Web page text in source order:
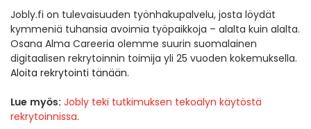
Jobly.fi on tulevaisuuden työnhakupalvelu, josta löydät
kymmeniä tuhansia avoimia työpaikkoja – alalta kuin alalta.
Osana Alma Careeria olemme suurin suomalainen
digitaalisen rekrytoinnin toimija yli 25 vuoden kokemuksella.
Aloita rekrytointi tänään.
Lue myös: Jobly teki tutkimuksen tekoälyn käytöstä
rekrytoinnissa.